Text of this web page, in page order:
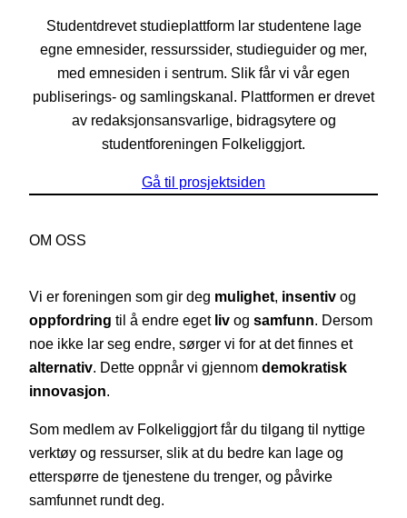
Studentdrevet studieplattform lar studentene lage
egne emnesider, ressurssider, studieguider og mer,
med emnesiden i sentrum. Slik får vi vår egen
publiserings- og samlingskanal. Plattformen er drevet
av redaksjonsansvarlige, bidragsytere og
studentforeningen Folkeliggjort.
Gå til prosjektsiden
OM OSS
Vi er foreningen som gir deg mulighet, insentiv og
oppfordring til å endre eget liv og samfunn. Dersom
noe ikke lar seg endre, sørger vi for at det finnes et
alternativ. Dette oppnår vi gjennom demokratisk
innovasjon.
Som medlem av Folkeliggjort får du tilgang til nyttige
verktøy og ressurser, slik at du bedre kan lage og
etterspørre de tjenestene du trenger, og påvirke
samfunnet rundt deg.